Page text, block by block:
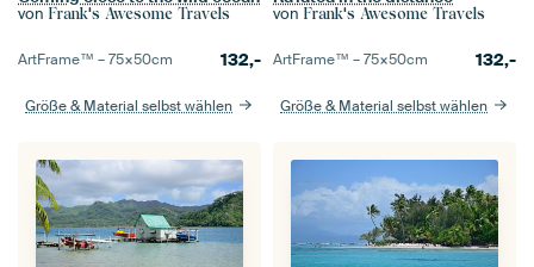
von Frank's Awesome Travels
ArtFrame™ –75×50cm 132,-
Größe & Material selbst wählen
von Frank's Awesome Travels
ArtFrame™ –75×50cm 132,-
Größe & Material selbst wählen